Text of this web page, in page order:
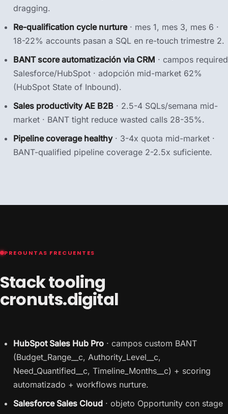
dragging.
Re-qualification cycle nurture· mes 1, mes 3, mes 6 ·
18-22% accounts pasan a SQL en re-touch trimestre 2.
BANT score automatización via CRM · campos required
Salesforce/HubSpot · adopción mid-market 62%
(HubSpot State of Inbound).
Sales productivity AE B2B · 2.5-4 SQLs/semana mid-
market · BANT tight reduce wasted calls 28-35%.
Pipeline coverage healthy· 3-4x quota mid-market ·
BANT-qualified pipeline coverage 2-2.5x suficiente.
PREGUNTAS FRECUENTES
Stack tooling
cronuts.digital
HubSpot Sales Hub Pro · campos custom BANT
(Budget_Range__c, Authority_Level__c,
Need_Quantified__c, Timeline_Months__c) + scoring
automatizado + workflows nurture.
Salesforce Sales Cloud · objeto Opportunity con stage